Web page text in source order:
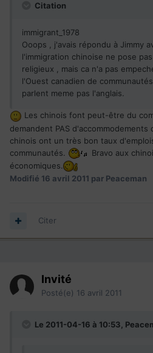
Citation
immigrant_1978
Ooops , j'avais répondu à Jimmy
l'immigration chinoise ne pose
religieux , mais ca n'a pas
l'Ouest canadien de
parlent meme pas l'anglais.
Les chinois font peut-être du
demandent PAS
chinois ont un très bon taux
communautés.
Bravo aux
économiques.
Modifié 16 avril 2011 par Peaceman
Citer
Invité
Posté(e) 16 avril 2011
Le 2011-04-16 à 10:53,